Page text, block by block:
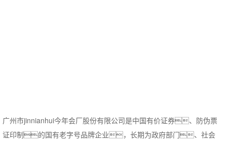
广州市jinnianhui今年会厂股份有限公司是中国有价证券、防伪票
证印制的国有老字号品牌企业，长期为政府部门、社会